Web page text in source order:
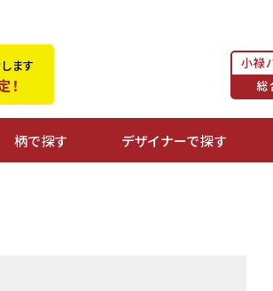
ます
小禄
総
柄で探す デザイナーで探す